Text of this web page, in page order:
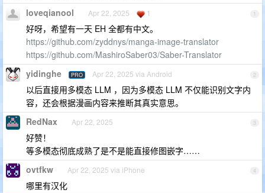
1
loveqianool Apr 22, 2025 1
好呀，希望有一天 EH 全都有中文。
https://github.com/zyddnys/manga-image-translator
https://github.com/MashiroSaber03/Saber-Translator
2
yidinghe PRO Apr 22, 2025 via Android
以后直接用多模态 LLM ，因为多模态 LLM 不仅能识别文字内
容，还会根据漫画内容来推断其真实意思。
3
RedNax Apr 22, 2025
好赞！
等多模态彻底成熟了是不是能直接修图嵌字……
4
ovtfkw Apr 22, 2025 via iPhone
哪里有汉化